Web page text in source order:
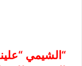
“الشيمي